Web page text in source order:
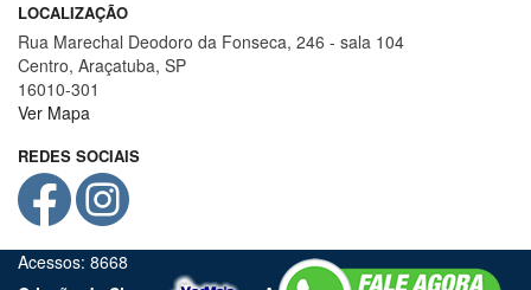
CONTATO
(018) 98103-6628
contato@imoveisfagundes.com.br
LOCALIZAÇÃO
Centro, Araçatuba, SP
16010-301
Ver Mapa
REDES SOCIAIS